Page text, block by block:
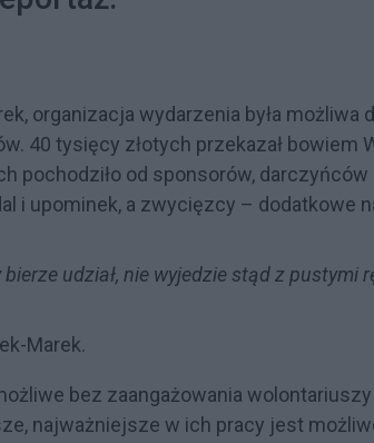
organizacja wydarzenia była możliwa
40 tysięcy złotych przekazał bowiem
pochodziło od sponsorów,
i upominek, a zwycięzcy – dodatkowe
udział, nie wyjedzie stąd z pustymi
Marek.
bez zaangażowania
najważniejsze w ich pracy jest